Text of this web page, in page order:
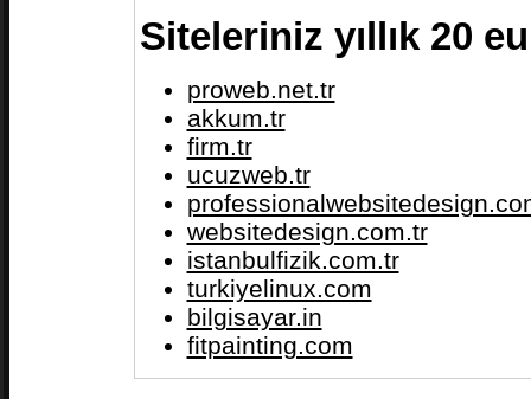
Siteleriniz yıllık 20
proweb.net.tr
akkum.tr
firm.tr
ucuzweb.tr
websitedesign.com.tr
istanbulfizik.com.tr
turkiyelinux.com
bilgisayar.in
fitpainting.com